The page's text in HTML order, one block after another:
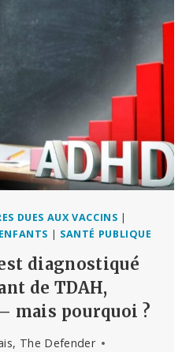
DUES AUX VACCINS |
| SANTÉ PUBLIQUE
diagnostiqué
de TDAH,
mais pourquoi ?
The Defender